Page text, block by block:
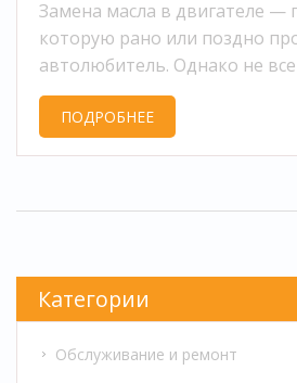
Замена масла в двигателе —
которую рано или поздно
автолюбитель. Однако не
правильно запустить
операции, чтобы избежать
ПОДРОБНЕЕ
Категории
Обслуживание и ремонт